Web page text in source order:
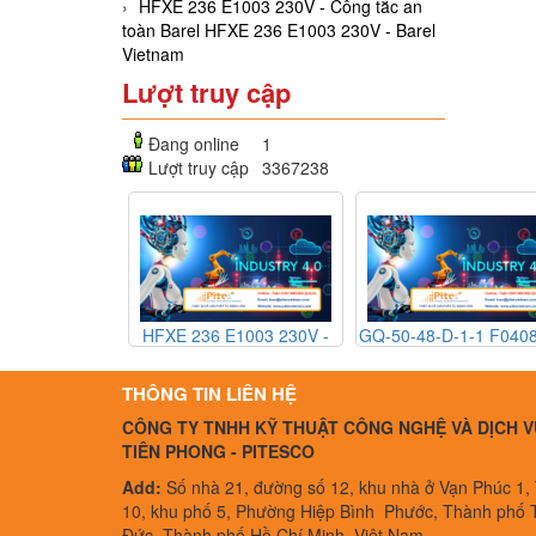
HFXE 236 E1003 230V - Công tắc an
toàn Barel HFXE 236 E1003 230V - Barel
Vietnam
Lượt truy cập
Đang online
1
Lượt truy cập 3367238
HFXE 236 E1003 230V -
HFXE 236 E1003 230V -
Barel Vietnam
GQ-50-48-D-1-1
THÔNG TIN LIÊN HỆ
CÔNG TY TNHH KỸ THUẬT CÔNG NGHỆ VÀ DỊCH
TIÊN PHONG - PITESCO
Add: Số nhà 21, đường số 12, khu nhà ở Vạn Phúc 1,
10, khu phố 5, Phường Hiệp Bình Phước, Thành phố